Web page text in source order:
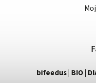
bifeedus | BIO |